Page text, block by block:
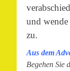
und
zu.
Aus dem
Begehen Sie